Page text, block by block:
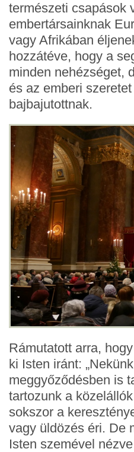
természeti csapások
embertársainknak
vagy Afrikában
hozzátéve, hogy a
minden nehézséget,
és az emberi
bajbajutottnak.
Rámutatott arra,
ki Isten iránt:
meggyőződésben is
tartozunk a
sokszor a
vagy üldözés éri. De
Isten szemével